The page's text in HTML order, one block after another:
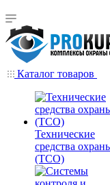
Каталог товаров
Технические
средства
(ТСО)